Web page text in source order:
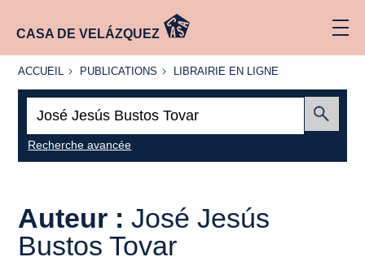
CASA DE VELÁZQUEZ
ACCUEIL
ACCUEIL PUBLICATIONS
PUBLICATIONS
LIBRAIRIE
LIBRAIRIE EN LIGNE
Recherche avancée
Auteur :José Jesús
Bustos Tovar